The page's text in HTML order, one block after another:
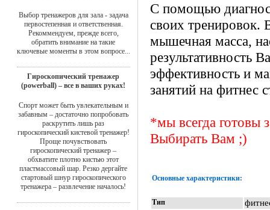
Выбор тренажеров для зала - задача
первостепенная и ответственная.
Рекоммендуем, прежде всего,
обратить внимание на такие
ключевые моменты в этом вопросе...
Гироскопический тренажер
(powerball) – все в ваших руках!
Спорт может быть увлекательным и
забавным – достаточно попробовать
раскрутить лишь раз
гироскопический кистевой тренажер!
Проще почувствовать
гироскопический тренажер –
обхватите плотно кистью этот
пластмассовый шар. Резко дергайте
стартовый шнур гироскопического
тренажера – развлечение началось!
C помощью
своих тренировок.
мышечная масса,
результативность
эффективность и
занятий на фитнес
*мы всегда готовы
Выбирать Вам ;)
Основные характеристики:
Тип